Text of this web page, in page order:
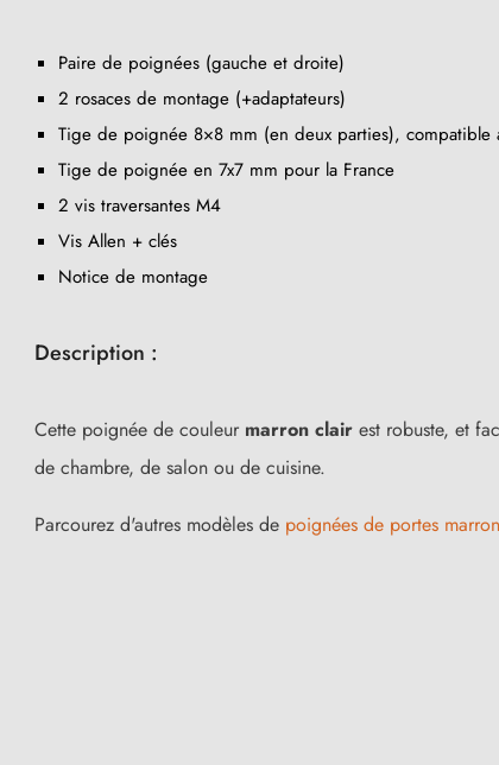
Paire de poignées (gauche et droite)
2 rosaces de montage (+adaptateurs)
Tige de poignée 8×8 mm (en deux parties),
Tige de poignée en 7x7 mm pour la France
2 vis traversantes M4
Vis Allen + clés
Notice de montage
Description :
Cette poignée de couleur marron clair est robuste, et
de chambre, de salon ou de cuisine.
Parcourez d'autres modèles de poignées de portes